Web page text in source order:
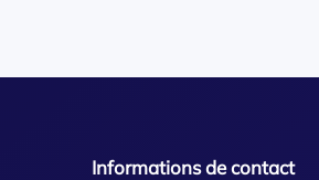
Informations de contact